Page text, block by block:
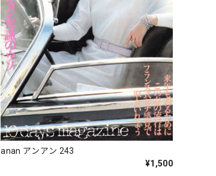
anan アンアン 243
¥1,500